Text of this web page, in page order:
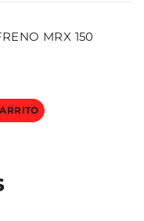
MRX 150